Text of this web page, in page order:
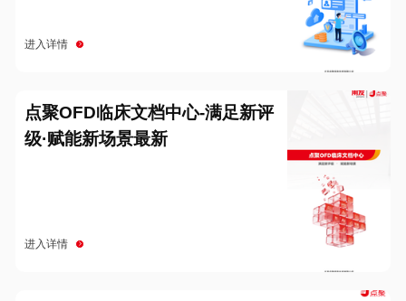
进入详情
点聚OFD临床文档中心-满足新评
级·赋能新场景最新
进入详情